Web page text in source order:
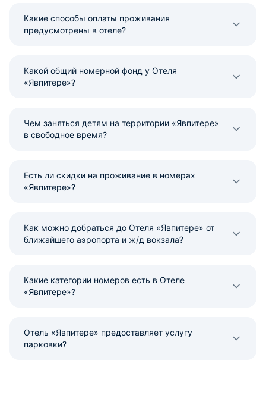
Какие способы оплаты проживания
предусмотрены в отеле?
Какой общий номерной фонд у Отеля
«Явпитере»?
Чем заняться детям на территории «Явпитере»
в свободное время?
Есть ли скидки на проживание в номерах
«Явпитере»?
Как можно добраться до Отеля «Явпитере» от
ближайшего аэропорта и ж/д вокзала?
Какие категории номеров есть в Отеле
«Явпитере»?
Отель «Явпитере» предоставляет услугу
парковки?